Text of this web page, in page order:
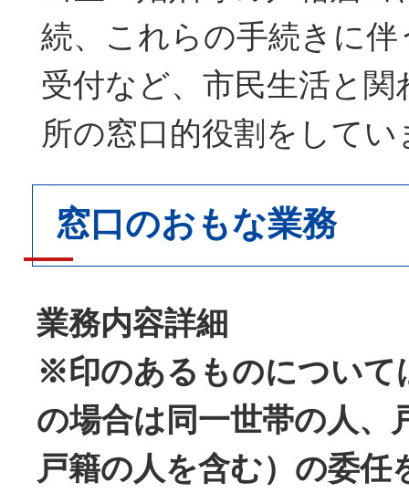
続、これらの手続きに伴
受付など、市民生活と
所の窓口的役割をしてい
窓口のおもな業務
業務内容詳細
※印のあるものについて
の場合は同一世帯の人、
戸籍の人を含む）の委任